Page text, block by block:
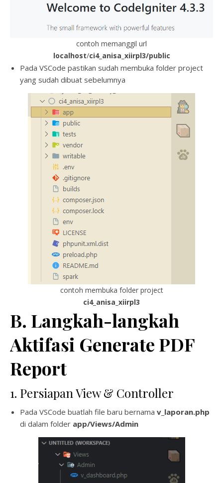
contoh memanggil url
localhost/ci4_anisa_xiirpl3/public
Pada VSCode pastikan sudah membuka folder project
yang sudah dibuat sebelumnya
contoh membuka folder project
ci4_anisa_xiirpl3
B. Langkah-langkah
Aktifasi Generate PDF
Report
1. Persiapan View & Controller
Pada VSCode buatlah file baru bernama v_laporan.php
di dalam folder app/Views/Admin